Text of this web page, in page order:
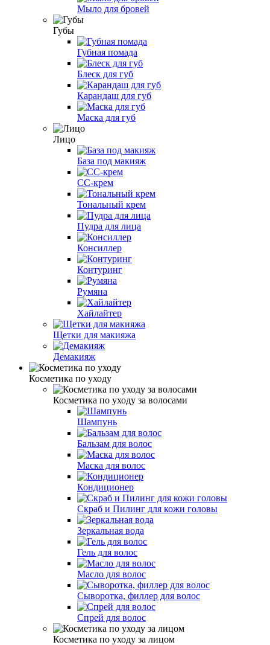
Мыло для бровей
Губы
Губная помада
Блеск для губ
Карандаш для губ
Маска для губ
Лицо
База под макияж
CC-крем
Тональный крем
Пудра для лица
Консиллер
Контуринг
Румяна
Хайлайтер
Щетки для макияжа
Демакияж
Косметика по уходу
Косметика по уходу за волосами
Шампунь
Бальзам для волос
Маска для волос
Кондиционер
Скраб и Пилинг для кожи головы
Зеркальная вода
Гель для волос
Масло для волос
Сыворотка, филлер для волос
Спрей для волос
Косметика по уходу за лицом